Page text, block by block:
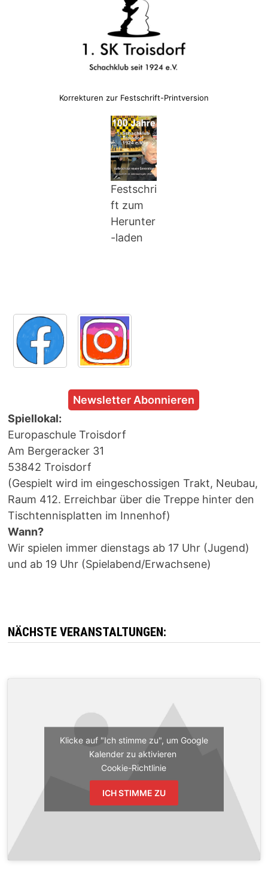
Korrekturen zur Festschrift-Printversion
Festschri
ft zum
Herunter
-laden
Newsletter Abonnieren
Spiellokal:
Europaschule Troisdorf
Am Bergeracker 31
53842 Troisdorf
(Gespielt wird im eingeschossigen Trakt, Neubau,
Raum 412. Erreichbar über die Treppe hinter den
Tischtennisplatten im Innenhof)
Wann?
Wir spielen immer dienstags ab 17 Uhr (Jugend)
und ab 19 Uhr (Spielabend/Erwachsene)
NÄCHSTE VERANSTALTUNGEN:
Klicke auf "Ich stimme zu", um Google
Kalender zu aktivieren
Cookie-Richtlinie
ICH STIMME ZU